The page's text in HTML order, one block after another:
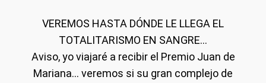
VEREMOS HASTA DÓNDE LE LLEGA EL
TOTALITARISMO EN SANGRE...
Aviso, yo viajaré a recibir el Premio Juan de
Mariana... veremos si su gran complejo de